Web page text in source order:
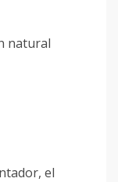
natural
el